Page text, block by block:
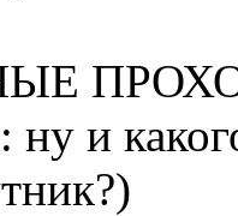
ну и